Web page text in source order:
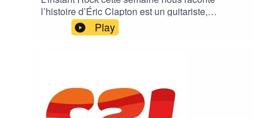
l’histoire d’Éric Clapton est un guitariste,
chanteur et auteur-compositeur britannique
légendaire, reconnu mondialement pour son
et les Yardbirds.
Play